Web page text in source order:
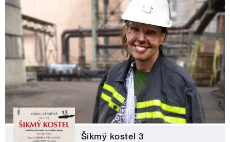
Šikmý kostel 3